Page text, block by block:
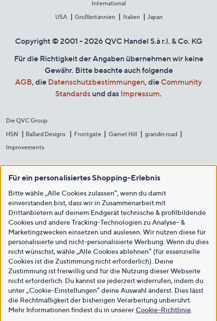
International
USA
Großbritannien Italien Japan
Copyright © 2001 - 2026 QVC Handel S.à r.l. & Co. KG
Für die Richtigkeit der Angaben übernehmen wir keine
Gewähr. Bitte beachte auch folgende
AGB, die Datenschutzbestimmungen, die Community
Standards und das Impressum.
Die QVC Group
HSN
Ballard Designs Frontgate Garnet Hill
grandin road
Improvements
Für ein personalisiertes Shopping-Erlebnis
Bitte wähle „Alle Cookies zulassen“, wenn du damit
einverstanden bist, dass wir in Zusammenarbeit mit
Drittanbietern auf deinem Endgerät technische & profilbildende
Cookies und andere Tracking-Technologien zu Analyse- &
Marketingzwecken einsetzen und auslesen. Wir nutzen diese für
personalisierte und nicht-personalisierte Werbung. Wenn du dies
nicht wünschst, wähle „Alle Cookies ablehnen“ (für essenzielle
Cookies ist die Zustimmung nicht erforderlich). Deine
Zustimmung ist freiwillig und für die Nutzung dieser Webseite
nicht erforderlich. Du kannst sie jederzeit widerrufen, indem du
unter „Cookie-Einstellungen“ deine Auswahl änderst. Dies lässt
die Rechtmäßigkeit der bisherigen Verarbeitung unberührt.
Mehr Informationen findest du in unsererCookie-Richtlinie